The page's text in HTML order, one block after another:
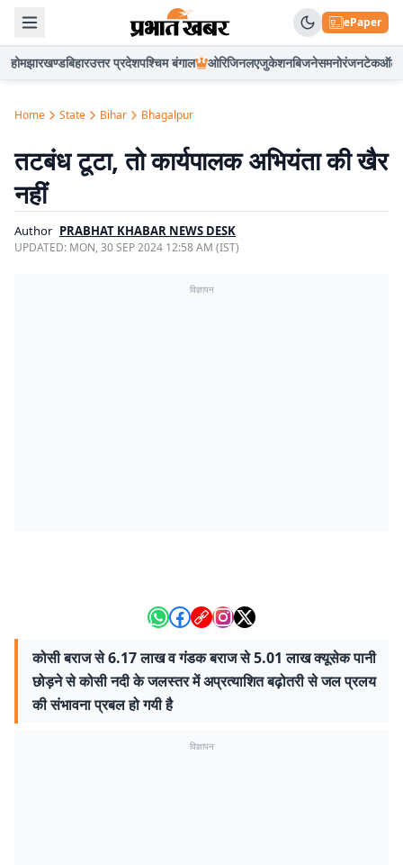
ePaper
होमझारखण्डबिहारउत्तर प्रदेशपश्चिम बंगाल ओरिजिनलएजुकेशनबिजनेसमनोरंजनटेकऑटो
Home State Bihar Bhagalpur
तटबंध टूटा, तो कार्यपालक अभियंता की खैर
नहीं
Author PRABHAT KHABAR NEWS DESK
UPDATED: MON, 30 SEP 2024 12:58 AM (IST)
विज्ञापन
कोसी बराज से 6.17 लाख व गंडक बराज से 5.01 लाख क्यूसेक पानी
छोड़ने से कोसी नदी के जलस्तर में अप्रत्याशित बढ़ोतरी से जल प्रलय
की संभावना प्रबल हो गयी है
विज्ञापन